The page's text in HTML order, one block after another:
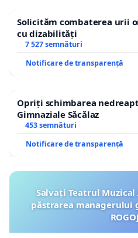
Solicităm combaterea urii
cu dizabilități
7 527 semnături
Notificare de transparență
Opriți schimbarea
Gimnaziale Săcălaz
453 semnături
Notificare de transparență
Salvați Teatrul Muzical
păstrarea managerului